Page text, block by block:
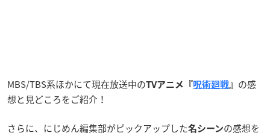
MBS/TBS系ほかにて現在放送中のTVアニメ『呪術廻戦 』 の感
想と見どころをご紹介！
さらに、にじめん編集部がピックアップした名シーンの感想を